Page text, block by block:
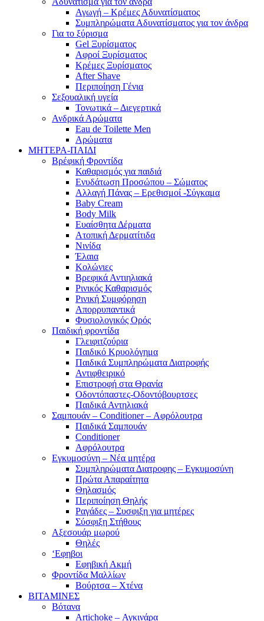
Αγωγή – Κρέμες Αδυνατίσματος
Συμπληρώματα Αδυνατίσματος για τον άνδρα
Για το ξύρισμα
Gel Ξυρίσματος
Αφροί Ξυρίσματος
Κρέμες Ξυρίσματος
After Shave
Περιποίηση Γένια
Σεξουαλική υγεία
Τονωτικά – Διεγερτικά
Ανδρικά Αρώματα
Eau de Toilette Men
Αρώματα
ΜΗΤΕΡΑ-ΠΑΙΔΙ
Βρέφική Φροντίδα
Καθαρισμός για παιδιά
Ενυδάτωση Προσώπου – Σώματος
Αλλαγή Πάνας – Ερεθισμοί -Σύγκαμα
Baby Cream
Body Milk
Ευαίσθητα Δέρματα
Ατοπική Δερματίτιδα
Νινίδα
Έλαια
Κολώνιες
Βρεφικά Αντιηλιακά
Ρινικός Καθαρισμός
Ρινική Συμφόρηση
Απορρυπαντικά
Φυσιολογικός Ορός
Παιδική φροντίδα
Γλειφιτζούρια
Παιδικό Κρυολόγημα
Παιδικά Συμπληρώματα Διατροφής
Αντιφθειρικό
Επιστροφή στα Θρανία
Οδοντόπαστες-Οδοντόβουρτσες
Παιδικά Αντηλιακά
Σαμπουάν – Conditioner – Αφρόλουτρα
Παιδικά Σαμπουάν
Conditioner
Αφρόλουτρα
Εγκυμοσύνη – Νέα μητέρα
Συμπληρώματα Διατροφης – Εγκυμοσύνη
Πρώτα Απαραίτητα
Θηλασμός
Περιποίηση Θηλής
Ραγάδες – Συσφιξη για μητέρες
Σύσφιξη Στήθους
Αξεσουάρ μωρού
Θηλές
‘Εφηβοι
Εφηβική Ακμή
Φροντίδα Μαλλίων
Βούρτσα – Χτένα
ΒΙΤΑΜΙΝΕΣ
Βότανα
Artichoke – Αγκινάρα